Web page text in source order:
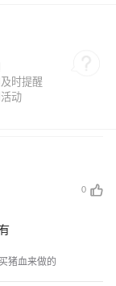
0
猪血来做的